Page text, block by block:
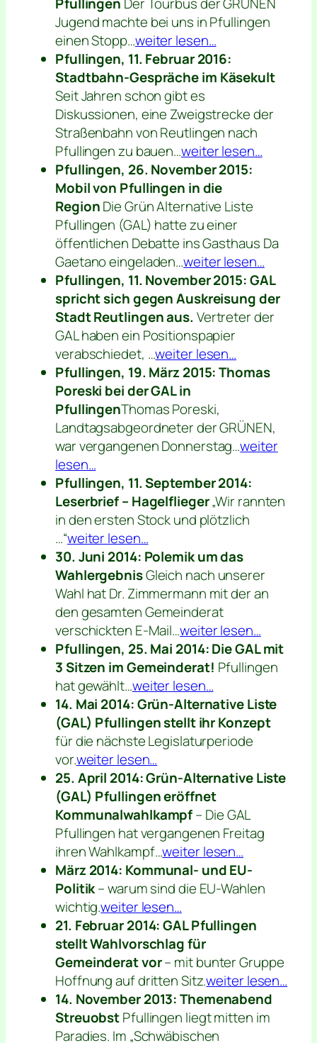
Jugend machte bei uns in Pfullingen
einen Stopp…weiter lesen…
Pfullingen, 11. Februar 2016:
Stadtbahn-Gespräche im Käsekult
Seit Jahren schon gibt es
Diskussionen, eine Zweigstrecke der
Straßenbahn von Reutlingen nach
Pfullingen zu bauen…weiter lesen…
Pfullingen, 26. November 2015:
Mobil von Pfullingen in die
RegionDie Grün Alternative Liste
Pfullingen (GAL) hatte zu einer
öffentlichen Debatte ins Gasthaus Da
Gaetanoeingeladen…weiter lesen…
Pfullingen, 11. November 2015: GAL
spricht sich gegen Auskreisung der
Stadt Reutlingen aus. Vertreter der
GAL haben ein Positionspapier
verabschiedet, …weiter lesen…
Pfullingen, 19. März 2015: Thomas
Poreski bei der GAL in
PfullingenThomas Poreski,
Landtagsabgeordneter der GRÜNEN,
war vergangenen Donnerstag…weiter
lesen…
Pfullingen, 11. September 2014:
Leserbrief – Hagelflieger„Wir rannten
in den ersten Stock und plötzlich
…“weiter lesen…
30. Juni 2014: Polemik um das
WahlergebnisGleich nach unserer
Wahl hat Dr. Zimmermann mit der an
den gesamten Gemeinderat
verschickten E-Mail…weiter lesen…
Pfullingen, 25. Mai 2014: Die GAL mit
3 Sitzen im Gemeinderat! Pfullingen
hat gewählt…weiter lesen…
14. Mai 2014: Grün-Alternative Liste
(GAL) Pfullingen stellt ihr Konzept
für die nächste Legislaturperiode
vor.weiter lesen…
25. April 2014: Grün-Alternative Liste
(GAL) Pfullingen eröffnet
Kommunalwahlkampf– Die GAL
Pfullingen hat vergangenen Freitag
ihren Wahlkampf…weiter lesen…
März 2014: Kommunal- und EU-
Politik– warum sind die EU-Wahlen
wichtig.weiter lesen…
21. Februar 2014: GAL Pfullingen
stellt Wahlvorschlag für
Gemeinderat vor– mit bunter Gruppe
Hoffnung auf dritten Sitz.weiter lesen…
14. November 2013: Themenabend
StreuobstPfullingen liegt mitten im
Paradies. Im „Schwäbischen